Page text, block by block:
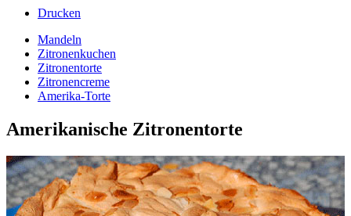
Drucken
Mandeln
Zitronenkuchen
Zitronentorte
Zitronencreme
Amerika-Torte
Amerikanische Zitronentorte